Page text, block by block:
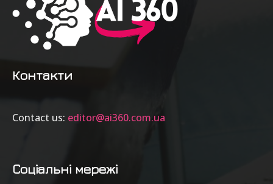
Контакти
Contact us: editor@ai360.com.ua
Соціальні мережі